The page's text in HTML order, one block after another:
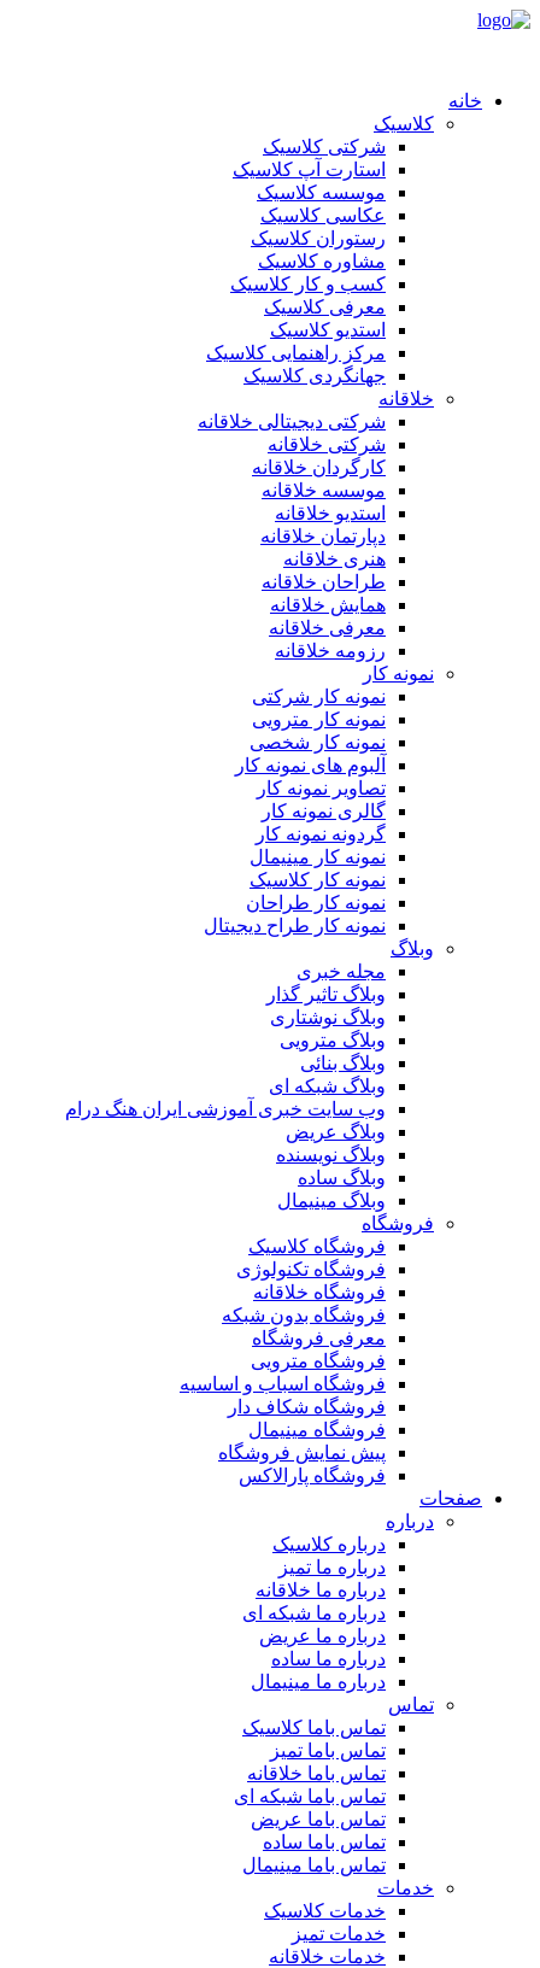
خانه
کلاسیک
شرکتی کلاسیک
استارت آپ کلاسیک
موسسه کلاسیک
عکاسی کلاسیک
رستوران کلاسیک
مشاوره کلاسیک
کسب و کار کلاسیک
معرفی کلاسیک
استدیو کلاسیک
مرکز راهنمایی کلاسیک
جهانگردی کلاسیک
خلاقانه
شرکتی دیجیتالی خلاقانه
شرکتی خلاقانه
کارگردان خلاقانه
موسسه خلاقانه
استدیو خلاقانه
دپارتمان خلاقانه
هنری خلاقانه
طراحان خلاقانه
همایش خلاقانه
معرفی خلاقانه
رزومه خلاقانه
نمونه کار
نمونه کار شرکتی
نمونه کار مترویی
نمونه کار شخصی
آلبوم های نمونه کار
تصاویر نمونه کار
گالری نمونه کار
گردونه نمونه کار
نمونه کار مینیمال
نمونه کار کلاسیک
نمونه کار طراحان
نمونه کار طراح دیجیتال
وبلاگ
مجله خبری
وبلاگ تاثیر گذار
وبلاگ نوشتاری
وبلاگ مترویی
وبلاگ بنائی
وبلاگ شبکه ای
وب سایت خبری آموزشی ایران هنگ درام
وبلاگ عریض
وبلاگ نویسنده
وبلاگ ساده
وبلاگ مینیمال
فروشگاه
فروشگاه کلاسیک
فروشگاه تکنولوژی
فروشگاه خلاقانه
فروشگاه بدون شبکه
معرفی فروشگاه
فروشگاه مترویی
فروشگاه اسباب و اساسیه
فروشگاه شکاف دار
فروشگاه مینیمال
پیش نمایش فروشگاه
فروشگاه پارالاکس
صفحات
درباره
درباره کلاسیک
درباره ما تمیز
درباره ما خلاقانه
درباره ما شبکه ای
درباره ما عریض
درباره ما ساده
درباره ما مینیمال
تماس
تماس باما کلاسیک
تماس باما تمیز
تماس باما خلاقانه
تماس باما شبکه ای
تماس باما عریض
تماس باما ساده
تماس باما مینیمال
خدمات
خدمات کلاسیک
خدمات تمیز
خدمات خلاقانه